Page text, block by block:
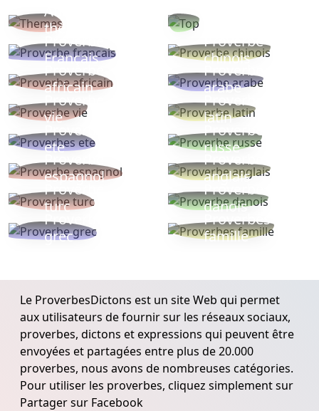
Autres
thèmes
Proverbe
Français
Proverbe
chinois
Proverbe
africain
Proverbe
arabe
Proverbe
vie
Proverbe
latin
Proverbes
ete
Proverbe
russe
Proverbe
espagnol
Proverbe
anglais
Proverbe
turc
Proverbe
danois
Proverbe
grec
Proverbes
famille
Le ProverbesDictons est un site Web qui permet
aux utilisateurs de fournir sur les réseaux sociaux,
proverbes, dictons et expressions qui peuvent être
envoyées et partagées entre plus de 20.000
proverbes, nous avons de nombreuses catégories.
Pour utiliser les proverbes, cliquez simplement sur
Partager sur Facebook